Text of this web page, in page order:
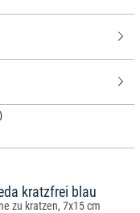
kratzfrei blau
zu kratzen, 7x15 cm